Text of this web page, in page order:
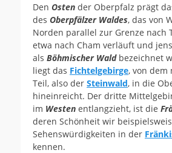
Den Osten der Oberpfalz prägt
des Oberpfälzer Waldes, das von
Norden parallel zur Grenze nach
etwa nach Cham verläuft und
als Böhmischer Wald bezeichnet
liegt das Fichtelgebirge, von
Teil, also der Steinwald, in die
hineinreicht. Der dritte
im Westen entlangzieht, ist die
deren Schönheit wir
Sehenswürdigkeiten in der
kennen.